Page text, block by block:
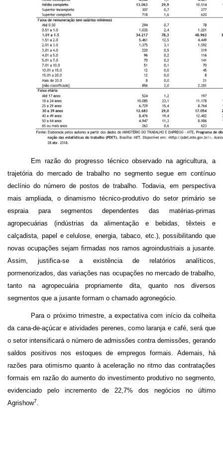
Em razão do progresso técnico observado na agricultura, a
trajetória do mercado de trabalho no segmento segue em contínuo
declínio do número de postos de trabalho. Todavia, em perspectiva
mais ampliada, o dinamismo técnico-produtivo do setor primário se
espraia para segmentos dependentes das matérias-primas
agropecuárias (indústrias da alimentação e bebidas, têxteis e
calçadista, papel e celulose, energia, tabaco, etc.), possibilitando que
novas ocupações sejam firmadas nos ramos agroindustriais a jusante.
Assim, justifica-se a existência de relatórios analíticos,
pormenorizados, das variações nas ocupações no mercado de trabalho,
tanto na agropecuária propriamente dita, quanto nos diversos
segmentos que a jusante formam o chamado agronegócio.
Para o próximo trimestre, a expectativa com início da colheita
da cana-de-açúcar e atividades perenes, como laranja e café, será que
o setor intensificará o número de admissões contra demissões, gerando
saldos positivos nos estoques de empregos formais. Ademais, há
razões para otimismo quanto à aceleração no ritmo das contratações
formais em razão do aumento do investimento produtivo no segmento,
evidenciado pelo incremento de 22,7% dos negócios no último
Agrishow7